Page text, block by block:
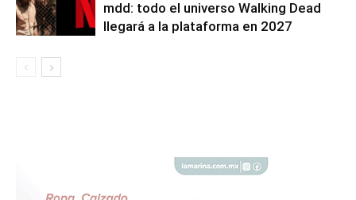
mdd: todo el universo Walking Dead
llegará a la plataforma en 2027